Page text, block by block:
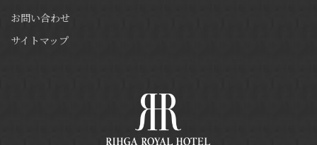
お問い合わせ
サイトマップ